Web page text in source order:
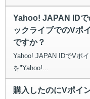
Yahoo! JAPAN IDで
ックライブでのVポ
ですか？
Yahoo! JAPAN IDでVポ
を"Yahoo!...
購入したのにVポイ